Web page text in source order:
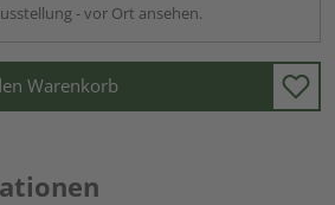
- vor Ort ansehen.
Warenkorb